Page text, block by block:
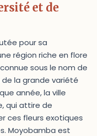
et de
pour sa
région riche en flore
sous le nom de
de la grande variété
année, la ville
qui attire de
ces fleurs exotiques
Moyobamba est